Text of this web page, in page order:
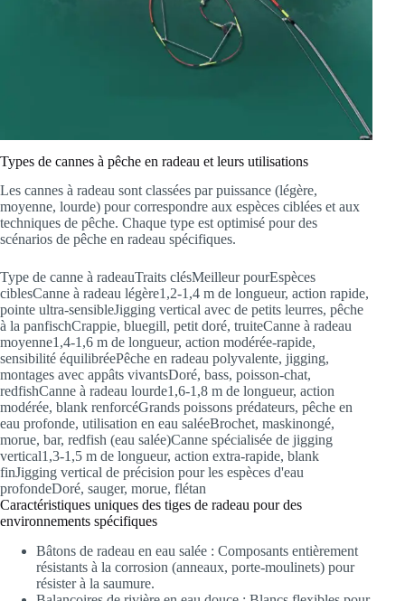
Types de cannes à pêche en radeau et leurs utilisations
Les cannes à radeau sont classées par puissance (légère,
moyenne, lourde) pour correspondre aux espèces ciblées et aux
techniques de pêche. Chaque type est optimisé pour des
scénarios de pêche en radeau spécifiques.
Type de canne à radeauTraits clésMeilleur pourEspèces
ciblesCanne à radeau légère1,2-1,4 m de longueur, action rapide,
pointe ultra-sensibleJigging vertical avec de petits leurres, pêche
à la panfischCrappie, bluegill, petit doré, truiteCanne à radeau
moyenne1,4-1,6 m de longueur, action modérée-rapide,
sensibilité équilibréePêche en radeau polyvalente, jigging,
montages avec appâts vivantsDoré, bass, poisson-chat,
redfishCanne à radeau lourde1,6-1,8 m de longueur, action
modérée, blank renforcéGrands poissons prédateurs, pêche en
eau profonde, utilisation en eau saléeBrochet, maskinongé,
morue, bar, redfish (eau salée)Canne spécialisée de jigging
vertical1,3-1,5 m de longueur, action extra-rapide, blank
finJigging vertical de précision pour les espèces d'eau
profondeDoré, sauger, morue, flétan
Caractéristiques uniques des tiges de radeau pour des
environnements spécifiques
Bâtons de radeau en eau salée : Composants entièrement
résistants à la corrosion (anneaux, porte-moulinets) pour
résister à la saumure.